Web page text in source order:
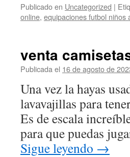
Publicado en Uncategorized |
online, equipaciones futbol niños
venta
Publicada el 16 de agosto de
Una vez la hayas
lavavajillas para
Es de escala
para que puedas
Sigue leyendo →